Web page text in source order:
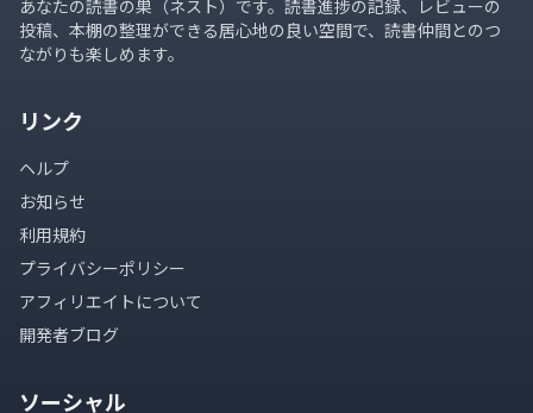
あなたの読書の巣（ネスト）です。読書進捗の記録、レビューの
投稿、本棚の整理ができる居心地の良い空間で、読書仲間とのつ
ながりも楽しめます。
リンク
ヘルプ
お知らせ
利用規約
プライバシーポリシー
アフィリエイトについて
開発者ブログ
ソーシャル